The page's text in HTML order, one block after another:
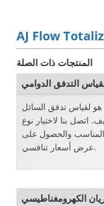
AJ Flow
المنتجات ذات الصلة
التدفق الدوامي
لقياس تدفق السائل
اتصل بنا لاختيار نوع
والحصول على
عرض أسعار تنافسي.
الكهرومغناطيسي